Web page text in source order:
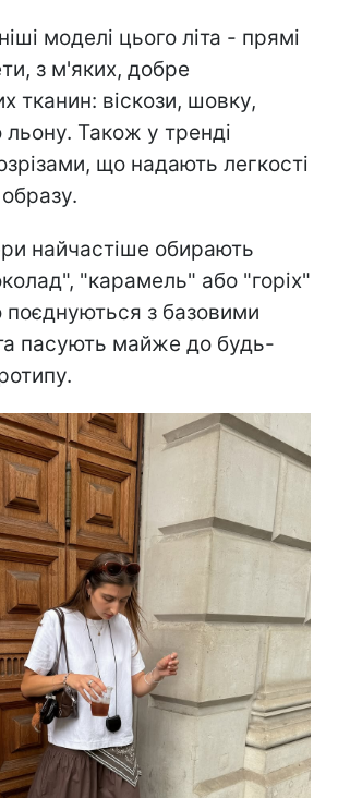
моделі цього літа - прямі
з м'яких, добре
тканин: віскози, шовку,
Також у тренді
що надають легкості
найчастіше обирають
"карамель" або "горіх"
поєднуються з базовими
пасують майже до будь-